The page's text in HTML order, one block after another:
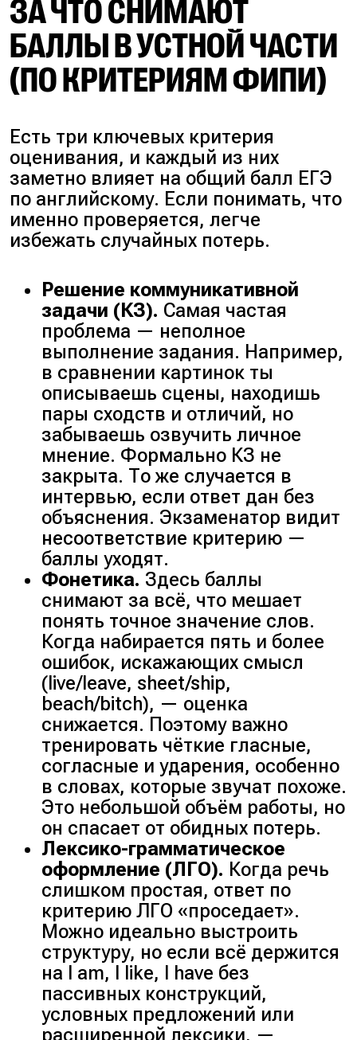
ЗА ЧТО СНИМАЮТ
БАЛЛЫ В УСТНОЙ ЧАСТИ
(ПО КРИТЕРИЯМ ФИПИ)
Есть три ключевых критерия
оценивания, и каждый из них
заметно влияет на общий балл ЕГЭ
по английскому. Если понимать, что
именно проверяется, легче
избежать случайных потерь.
Решение коммуникативной
задачи (КЗ). Самая частая
проблема — неполное
выполнение задания. Например,
в сравнении картинок ты
описываешь сцены, находишь
пары сходств и отличий, но
забываешь озвучить личное
мнение. Формально КЗ не
закрыта. То же случается в
интервью, если ответ дан без
объяснения. Экзаменатор видит
несоответствие критерию —
баллы уходят.
Фонетика. Здесь баллы
снимают за всё, что мешает
понять точное значение слов.
Когда набирается пять и более
ошибок, искажающих смысл
( live/leave, sheet/ship,
beach/bitch), — оценка
снижается. Поэтому важно
тренировать чёткие гласные,
согласные и ударения, особенно
в словах, которые звучат похоже.
Это небольшой объём работы, но
он спасает от обидных потерь.
Лексико-грамматическое
оформление (ЛГО). Когда речь
слишком простая, ответ по
критерию ЛГО «проседает».
Можно идеально выстроить
структуру, но если всё держится
на
I am, I like, I have без
пассивных конструкций,
условных предложений или